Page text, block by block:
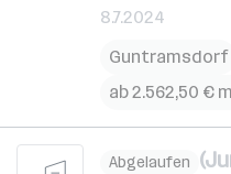
8.7.2024
Guntramsdorf
ab 2.562,50 €
Abgelaufen